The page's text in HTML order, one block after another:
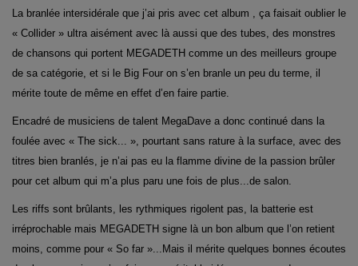
La branlée intersidérale que j’ai pris avec cet album , ça faisait oublier le
« Collider » ultra aisément avec là aussi que des tubes, des monstres
de chansons qui portent MEGADETH comme un des meilleurs groupe
de sa catégorie, et si le Big Four on s’en branle un peu du terme, il
mérite toute de même en effet d’en faire partie.
Encadré de musiciens de talent MegaDave a donc continué dans la
foulée avec « The sick... », pourtant sans rature à la surface, avec des
titres bien branlés, je n’ai pas eu la flamme divine de la passion brûler
pour cet album qui m’a plus paru une fois de plus...de salon.
Les riffs sont brûlants, les rythmiques rigolent pas, la batterie est
irréprochable mais MEGADETH signe là un bon album que l’on retient
moins, comme pour « So far »...Mais il mérite quelques bonnes écoutes